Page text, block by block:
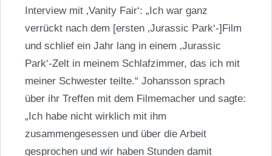
Interview mit ‚Vanity Fair‘: „Ich war ganz
verrückt nach dem [ersten ‚Jurassic Park‘-]Film
und schlief ein Jahr lang in einem ‚Jurassic
Park‘-Zelt in meinem Schlafzimmer, das ich mit
meiner Schwester teilte.“ Johansson sprach
über ihr Treffen mit dem Filmemacher und sagte:
„Ich habe nicht wirklich mit ihm
zusammengesessen und über die Arbeit
gesprochen und wir haben Stunden damit